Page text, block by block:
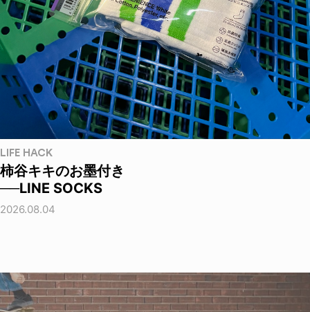
LIFE HACK
柿谷キキのお墨付き
──LINE SOCKS
2026.08.04